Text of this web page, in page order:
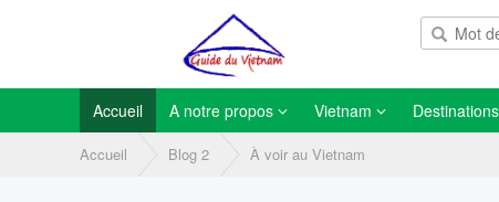
Accueil A notre propos Vietnam Destinations
Accueil Blog 2 À voir au Vietnam